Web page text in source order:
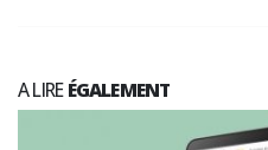
A LIREÉGALEMENT